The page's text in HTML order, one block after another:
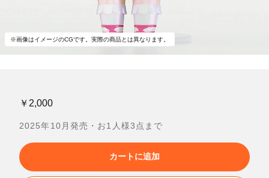
※画像はイメージのCGです。実際の商品とは異なります。
￥2,000
2025年10月発売・お1人様3点まで
カートに追加